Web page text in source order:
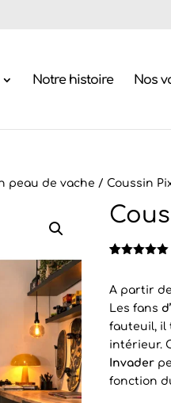
Notre histoire Nos
peau de vache / Coussin
basé sur
notations
client
A partir de
Les fans
fauteuil, il
intérieur.
Invader
fonction